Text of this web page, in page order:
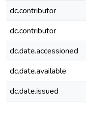
dc.contributor
dc.contributor
dc.date.accessioned
dc.date.available
dc.date.issued